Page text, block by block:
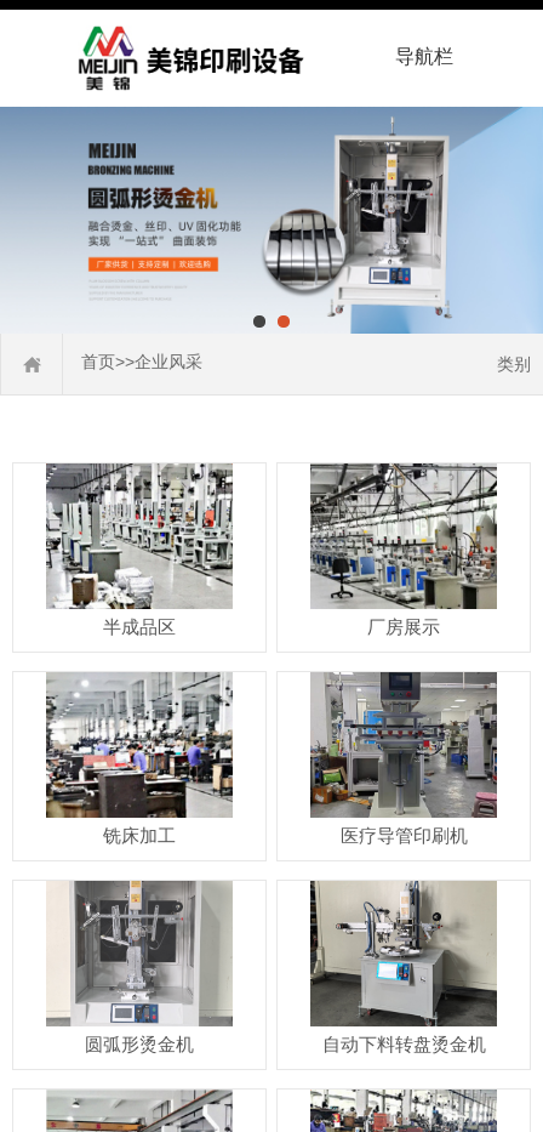
导航栏
首页>>企业风采 类别
半成品区 厂房展示
铣床加工 医疗导管印刷机
圆弧形烫金机 自动下料转盘烫金机